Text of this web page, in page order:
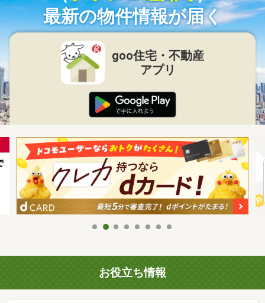
最新の物件情報が届く
goo住宅・不動産
アプリ
お役立ち情報